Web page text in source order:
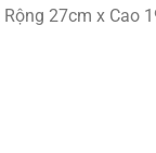
27cm x Cao